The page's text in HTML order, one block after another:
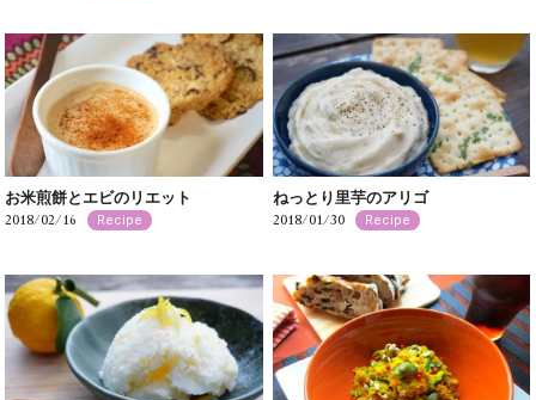
お米煎餅とエビのリエット
2018/02/16 Recipe
ねっとり里芋のアリゴ
2018/01/30 Recipe